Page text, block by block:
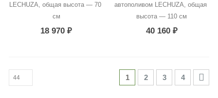
LECHUZA, общая высота — 70
см
18 970₽
автополивом LECHUZA, общая
высота — 110 см
40 160 ₽
1 2 3 4